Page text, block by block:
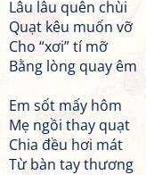
Lâu lâu quên chùi
Quạt kêu muốn vỡ
Cho “xơi” tí mỡ
Bằng lòng quay êm
Em sốt mấy hôm
Mẹ ngồi thay quạt
Chia đều hơi mát
Từ bàn tay thương